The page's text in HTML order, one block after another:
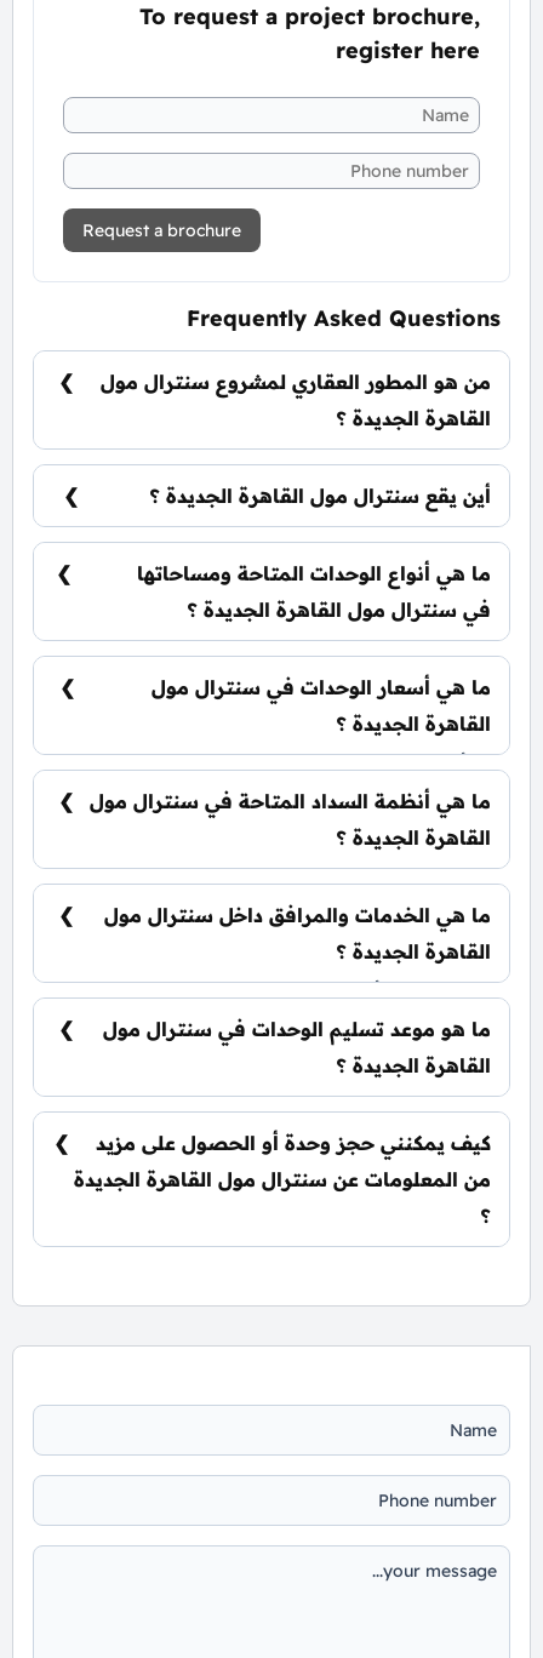
To request a project brochure,
register here
Request a brochure
Frequently Asked Questions
من هو المطور العقاري لمشروع سنترال مول
القاهرة الجديدة ؟
الشركة المصرية السعودية للتعمير Saudi Egyptian
Developers SED.
أين يقع سنترال مول القاهرة الجديدة ؟
يقع سنترال مول القاهرة الجديدة في قلب التجمع
الخامس مباشرةً علي شارع التسعين.
ما هي أنواع الوحدات المتاحة ومساحاتها
في سنترال مول القاهرة الجديدة ؟
يضم المول مجموعة متنوعة من الوحدات
الاستثمارية، تشمل: مكاتب إدارية: تبدأ من 51 متر²
ما هي أسعار الوحدات في سنترال مول
القاهرة الجديدة ؟
تبدأ الأسعار من 11,466,000 جنيه وتختلف حسب نوع
الوحدة والمساحة، كما أن الأسعار قابلة للتغيير حسب
تطورات السوق.
ما هي أنظمة السداد المتاحة في سنترال مول
القاهرة الجديدة ؟
يمكنك حجز وحدتك بدفع مقدم 10% فقط، كما يتم
تقسيط الباقي على فترة تصل إلي 7 سنوات بدون أي
فوائد.
ما هي الخدمات والمرافق داخل سنترال مول
القاهرة الجديدة ؟
يشمل المول أنظمة ذكية، سلالم ومصاعد بانورامية،
أسرع مولدات كهربائية وإطفاء حرائق، جراجات
واسعة، وحراسات أمنية مشددة.
ما هو موعد تسليم الوحدات في سنترال مول
القاهرة الجديدة ؟
يتم تسليم الوحدات خلال عامين ونصف فقط من
تاريخ التعاقد.
كيف يمكنني حجز وحدة أو الحصول على مزيد
من المعلومات عن سنترال مول القاهرة الجديدة
؟